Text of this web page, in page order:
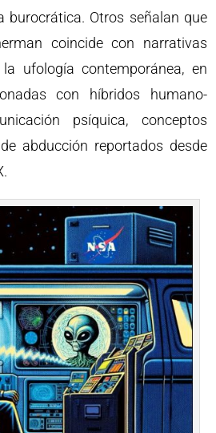
burocrática. Otros señalan que
coincide con narrativas
ufología contemporánea, en
con híbridos humano-
psíquica, conceptos
abducción reportados desde